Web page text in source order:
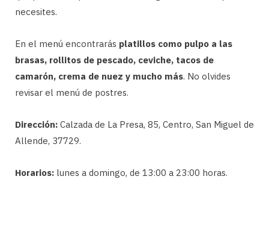
necesites.
En el menú encontrarás platillos como pulpo a las
brasas, rollitos de pescado, ceviche, tacos de
camarón, crema de nuez y mucho más. No olvides
revisar el menú de postres.
Dirección: Calzada de La Presa, 85, Centro, San Miguel de
Allende, 37729.
Horarios: lunes a domingo, de 13:00 a 23:00 horas.